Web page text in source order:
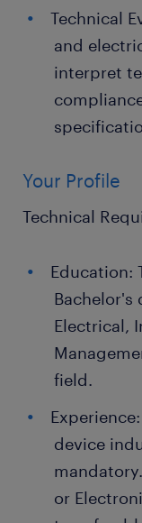
Technical
and
interpret
Your Profile
Technical
Education:
Bachelor's
Electrical,
field.
device
or